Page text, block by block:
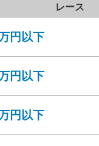
レース
円以下
円以下
円以下